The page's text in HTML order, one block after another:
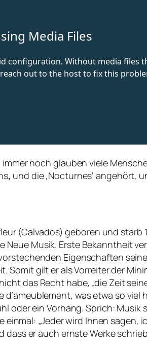
noch glauben viele
‚ und die ‚Nocturnes‘ angehört,
(Calvados) geboren und starb
Musik. Erste Bekanntheit
Eigenschaften
gilt er als Vorreiter der
das Recht habe, „die Zeit
was etwa so
oder ein Vorhang. Sprich:
„Jeder wird Ihnen sagen,
er auch ernste Werke